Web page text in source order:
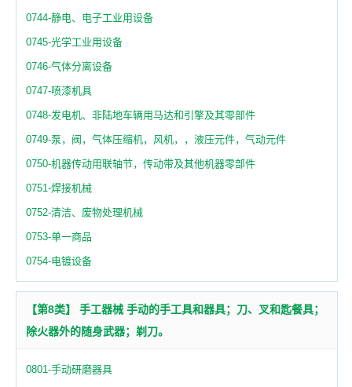
0744-静电、电子工业用设备
0745-光学工业用设备
0746-气体分离设备
0747-喷漆机具
0748-发电机、非陆地车辆用马达和引擎及其零部件
0749-泵，阀，气体压缩机，风机，，液压元件，气动元件
0750-机器传动用联轴节，传动带及其他机器零部件
0751-焊接机械
0752-清洁、废物处理机械
0753-单一商品
0754-电镀设备
【第8类】 手工器械 手动的手工具和器具；刀、叉和匙餐具；
除火器外的随身武器；剃刀。
0801-手动研磨器具